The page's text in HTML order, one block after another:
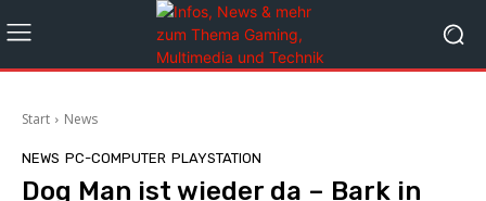
Start News
NEWS PC-COMPUTER PLAYSTATION
Dog Man ist wieder da – Bark in